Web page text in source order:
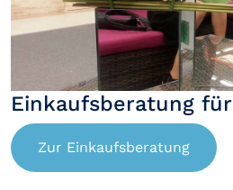
Einkaufsberatung
Zur Einkaufsberatung